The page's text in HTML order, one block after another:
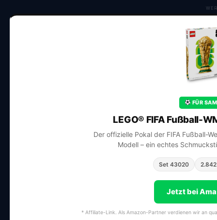
FÜR
LEGO® FIFA Fußball-
Der offizielle Pokal der FIFA Fußball-
Modell – ein echtes
Set 43020
Jetzt bei
* Affiliate-Link. Als Amazon-Partner verdienen wir an